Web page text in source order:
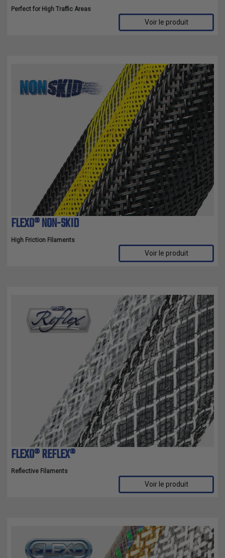
Perfect for High Traffic Areas
Voir le produit
FLEXO® NON-SKID
High Friction Filaments
Voir le produit
FLEXO® REFLEX®
Reflective Filaments
Voir le produit